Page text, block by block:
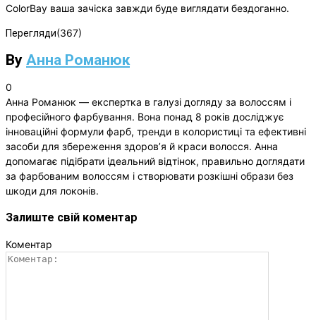
ColorBay ваша зачіска завжди буде виглядати бездоганно.
Перегляди(367)
By Анна Романюк
0
Анна Романюк — експертка в галузі догляду за волоссям і
професійного фарбування. Вона понад 8 років досліджує
інноваційні формули фарб, тренди в колористиці та ефективні
засоби для збереження здоров’я й краси волосся. Анна
допомагає підібрати ідеальний відтінок, правильно доглядати
за фарбованим волоссям і створювати розкішні образи без
шкоди для локонів.
Залиште свій коментар
Коментар